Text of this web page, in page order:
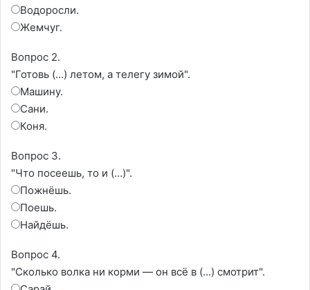
Водоросли.
Жемчуг.
Вопрос 2.
"Готовь (…) летом, а телегу зимой".
Машину.
Сани.
Коня.
Вопрос 3.
"Что посеешь, то и (…)".
Пожнёшь.
Поешь.
Найдёшь.
Вопрос 4.
"Сколько волка ни корми — он всё в (...) смотрит".